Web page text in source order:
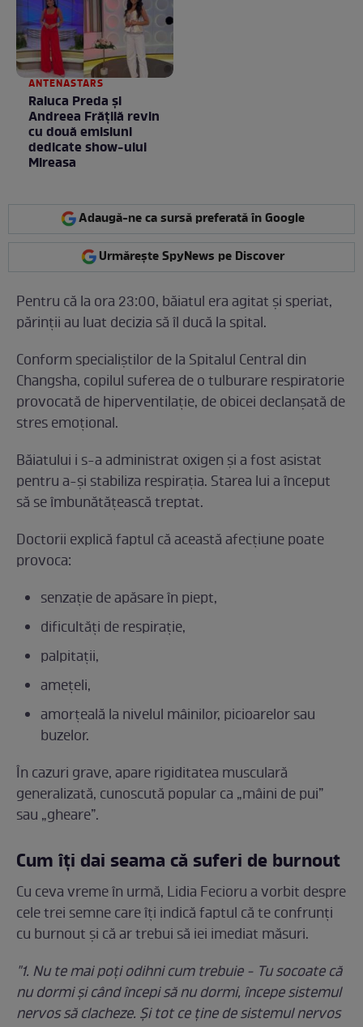
ANTENASTARS
Raluca Preda și
Andreea Frățilă revin
cu două emisiuni
dedicate show-ului
Mireasa
Adaugă-ne ca sursă preferată în Google
Urmărește SpyNews pe Discover
Pentru că la ora 23:00, băiatul era agitat și speriat,
părinții au luat decizia să îl ducă la spital.
Conform specialiștilor de la Spitalul Central din
Changsha, copilul suferea de o tulburare respiratorie
provocată de hiperventilație, de obicei declanșată de
stres emoțional.
Băiatului i s-a administrat oxigen și a fost asistat
pentru a-și stabiliza respirația. Starea lui a început
să se îmbunătățească treptat.
Doctorii explică faptul că această afecțiune poate
provoca:
senzație de apăsare în piept,
dificultăți de respirație,
palpitații,
amețeli,
amorțeală la nivelul mâinilor, picioarelor sau
buzelor.
În cazuri grave, apare rigiditatea musculară
generalizată, cunoscută popular ca „mâini de pui”
sau „gheare”.
Cum îți dai seama că suferi de burnout
Cu ceva vreme în urmă, Lidia Fecioru a vorbit despre
cele trei semne care îți indică faptul că te confrunți
cu burnout și că ar trebui să iei imediat măsuri.
"1. Nu te mai poți odihni cum trebuie - Tu socoate că
nu dormi şi când începi să nu dormi, începe sistemul
nervos să clacheze. Şi tot ce ține de sistemul nervos